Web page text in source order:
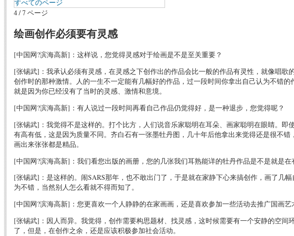
すべてのページ
4 / 7 ページ
绘画创作必须要有灵感
[中国网?滨海高新]：这样说，您觉得灵感对于绘画是不是至关重要？
[张锡武]：我承认必须有灵感，在灵感之下创作出的作品会比一般的作品有灵性，就像唱歌
创作时的那种激情。人的一生不一定能有几幅好的作品，过一段时间你拿出自己认为不错
就是因为你已经没有了当时的灵感、激情和意境。
[中国网?滨海高新]：有人说过一段时间再看自己作品仍觉得好，是一种退步，您觉得呢？
[张锡武]：我觉得不是这样的。打个比方，人们说音乐家聪明在耳朵、画家聪明在眼睛。即
有高有低，这是因为质量不同。齐白石有一张墨牡丹图，几十年后他拿出来觉得还是很不
画出来张张都是精品。
[中国网?滨海高新]：我们看您出版的画册，您的几张我们耳熟能详的牡丹作品是不是就是在
[张锡武]：是这样的。闹SARS那年，也不敢出门了，于是就在家静下心来搞创作，画了几
为不错，当然别人怎么看就不得而知了。
[中国网?滨海高新]：您更喜欢一个人静静的在家画画，还是喜欢参加一些活动去推广国画艺
[张锡武]：因人而异。我觉得，创作需要构思题材、找灵感，这时候需要有一个安静的空间
了，但是，在创作之余，还是应该积极参加社会活动。